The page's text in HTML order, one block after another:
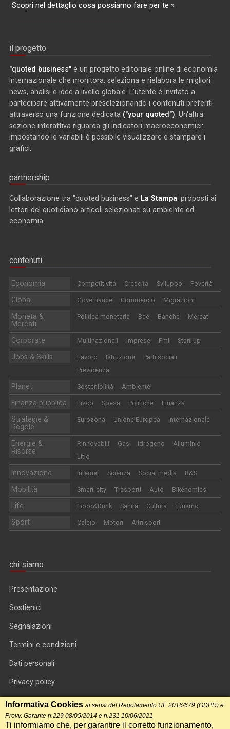
Scopri nel dettaglio cosa possiamo fare per te »
il progetto
"quoted business" è un progetto editoriale online di economia
internazionale che monitora, seleziona e rielabora le migliori
news, analisi e idee a livello globale. L'utente è invitato a
partecipare attivamente preselezionando i contenuti preferiti
attraverso una funzione dedicata ("your quoted") . Un'altra
sezione interattiva riguarda gli indicatori macroeconomici:
impostando le variabili è possibile visualizzare e stampare i
grafici.
partnership
Collaborazione tra "quoted business" e La Stampa: proposti ai
lettori del quotidiano articoli selezionati su ambiente ed
economia.
contenuti
Economia Competitività Crescita Sviluppo Povertà
Global Governance Commercio Migrazioni
Moneta &
Mercati
Politica monetaria Bce Banche Mercati
Corporate Multinazionali Imprese Pmi Start-up
Jobs & Skills Lavoro Istruzione
Parti sociali
Previdenza
Planet Sostenibilità Ambiente
Finanza pubblica Fisco Spesa Politiche Finanza
Strategie &
Regole
Eurozona Unione Europea Internazionale
Energie &
Risorse
Rinnovabili Gas Idrogeno
Alluminio
Litio
Innovazione Internet Scienza Social media R&S
Mobilità Smart-city Trasporti Auto Bikenomics
Life Food&Drink Sanità Cultura Turismo
Sport Calcio Motori Altri sport
chi siamo
Presentazione
Sostienici
Segnalazioni
Termini e condizioni
Dati personali
Privacy policy
Informativa cookie
RSS feed
Informativa Cookies ai sensi del Regolamento UE 2016/679 (GDPR) e
Provv. Garante n.229 08/05/2014 e n.231 10/06/2021
Ti informiamo che, per garantire il corretto funzionamento,